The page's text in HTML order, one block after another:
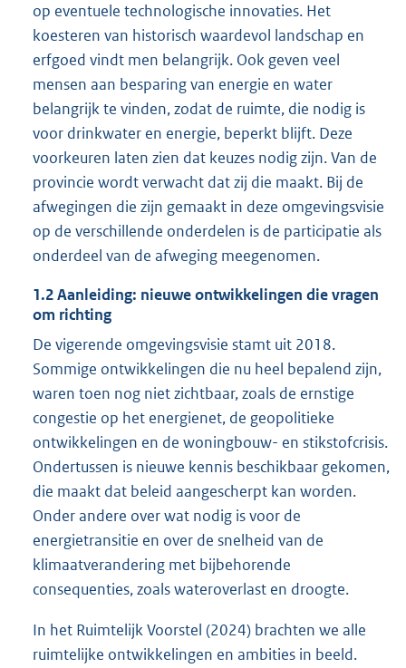
op eventuele technologische innovaties. Het
koesteren van historisch waardevol landschap en
erfgoed vindt men belangrijk. Ook geven veel
mensen aan besparing van energie en water
belangrijk te vinden, zodat de ruimte, die nodig is
voor drinkwater en energie, beperkt blijft. Deze
voorkeuren laten zien dat keuzes nodig zijn. Van de
provincie wordt verwacht dat zij die maakt. Bij de
afwegingen die zijn gemaakt in deze omgevingsvisie
op de verschillende onderdelen is de participatie als
onderdeel van de afweging meegenomen.
1.2Aanleiding: nieuwe ontwikkelingen die vragen
om richting
De vigerende omgevingsvisie stamt uit 2018.
Sommige ontwikkelingen die nu heel bepalend zijn,
waren toen nog niet zichtbaar, zoals de ernstige
congestie op het energienet, de geopolitieke
ontwikkelingen en de woningbouw- en stikstofcrisis.
Ondertussen is nieuwe kennis beschikbaar gekomen,
die maakt dat beleid aangescherpt kan worden.
Onder andere over wat nodig is voor de
energietransitie en over de snelheid van de
klimaatverandering met bijbehorende
consequenties, zoals wateroverlast en droogte.
In het Ruimtelijk Voorstel (2024) brachten we alle
ruimtelijke ontwikkelingen en ambities in beeld.